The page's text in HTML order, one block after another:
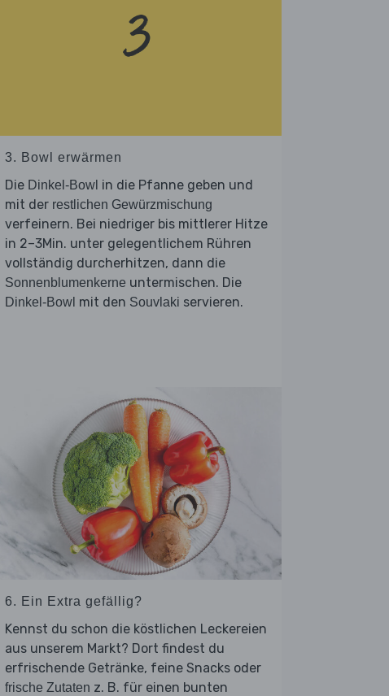
3. Bowl erwärmen
Die Dinkel-Bowl in die Pfanne geben und
mit der restlichen Gewürzmischung
verfeinern. Bei niedriger bis mittlerer Hitze
in 2–3Min. unter gelegentlichem Rühren
vollständig durcherhitzen, dann die
Sonnenblumenkerne untermischen. Die
Dinkel-Bowl mit den Souvlaki servieren.
6. Ein Extra gefällig?
Kennst du schon die köstlichen Leckereien
aus unserem Markt? Dort findest du
erfrischende Getränke, feine Snacks oder
frische Zutaten z. B. für einen bunten